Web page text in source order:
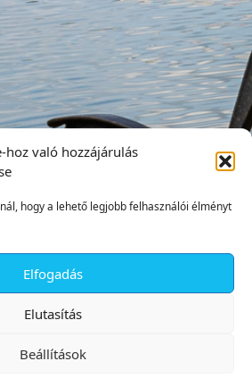
hoz való hozzájárulás
hogy a lehető legjobb felhasználói élményt
Elfogadás
Elutasítás
Beállítások
✕